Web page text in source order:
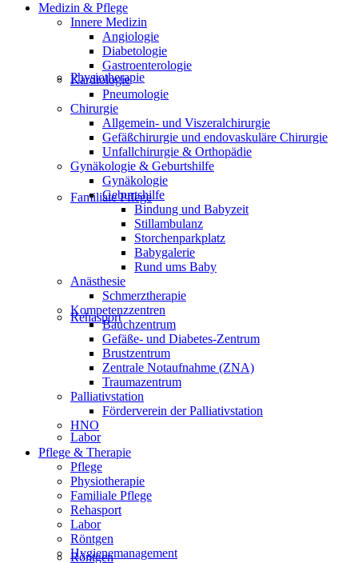
Physiotherapie
Familiale Pflege
Rehasport
Labor
Röntgen
Medizin & Pflege
Innere Medizin
Angiologie
Diabetologie
Gastroenterologie
Kardiologie
Pneumologie
Chirurgie
Allgemein- und Viszeralchirurgie
Gefäßchirurgie und endovaskuläre Chirurgie
Unfallchirurgie & Orthopädie
Gynäkologie & Geburtshilfe
Gynäkologie
Geburtshilfe
Bindung und Babyzeit
Stillambulanz
Storchenparkplatz
Babygalerie
Rund ums Baby
Anästhesie
Schmerztherapie
Kompetenzzentren
Bauchzentrum
Gefäße- und Diabetes-Zentrum
Brustzentrum
Zentrale Notaufnahme (ZNA)
Traumazentrum
Palliativstation
Förderverein der Palliativstation
HNO
Pflege & Therapie
Pflege
Physiotherapie
Familiale Pflege
Rehasport
Labor
Röntgen
Hygienemanagement